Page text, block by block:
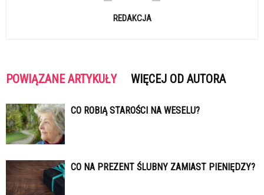
REDAKCJA
POWIĄZANE ARTYKUŁY WIĘCEJ OD AUTORA
CO ROBIĄ STAROŚCI NA WESELU?
CO NA PREZENT ŚLUBNY ZAMIAST PIENIĘDZY?